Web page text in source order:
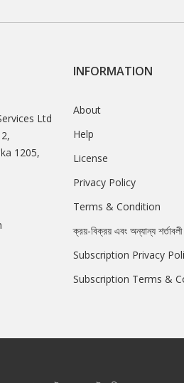
Ltd
1205,
INFORMATION
About
Help
License
Privacy Policy
Terms & Condition
ক্রয়-বিক্রয় এবং অন্যান্য শর্তাবলী
Subscription Privacy
Subscription Terms &